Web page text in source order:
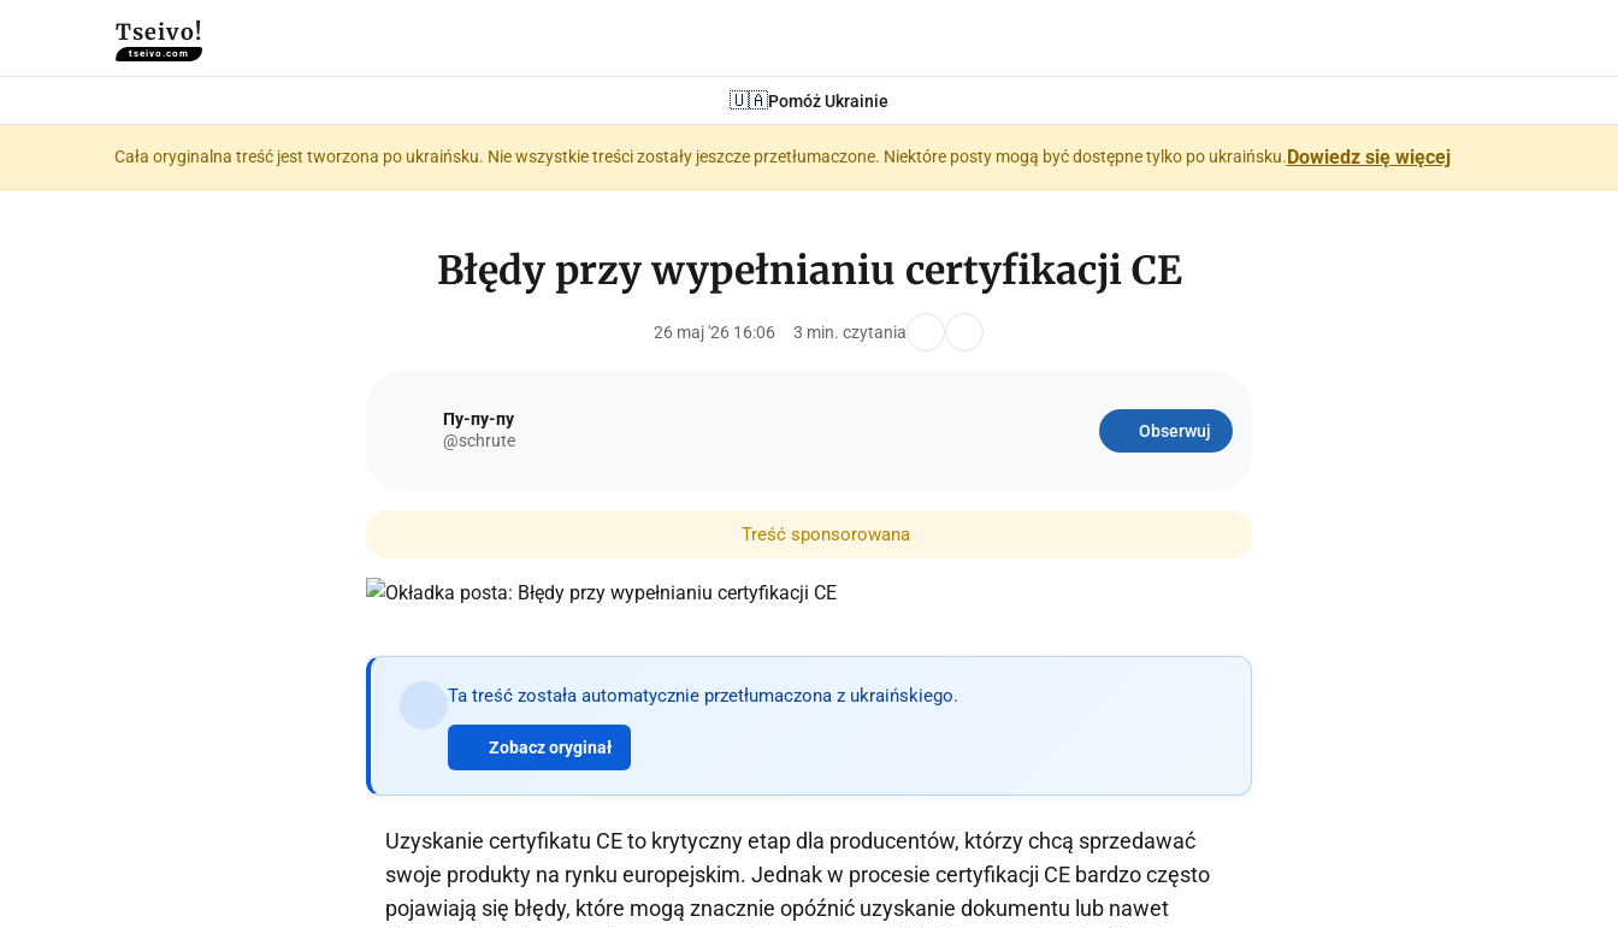
Tseivo!
tseivo.com
🇺🇦Pomóż Ukrainie
Cała oryginalna treść jest tworzona po ukraińsku. Nie wszystkie treści zostały jeszcze przetłumaczone. Niektóre posty mogą być dostępne tylko po ukraińsku.Dowiedz się więcej
Błędy przy wypełnianiu certyfikacji CE
26 maj '26 16:06 3 min. czytania
Пу-пу-пу
@schrute
Obserwuj
Treść sponsorowana
Ta treść została automatycznie przetłumaczona z ukraińskiego.
Zobacz oryginał
Uzyskanie certyfikatu CE to krytyczny etap dla producentów, którzy chcą sprzedawać
swoje produkty na rynku europejskim. Jednak w procesie certyfikacji CE bardzo często
pojawiają się błędy, które mogą znacznie opóźnić uzyskanie dokumentu lub nawet